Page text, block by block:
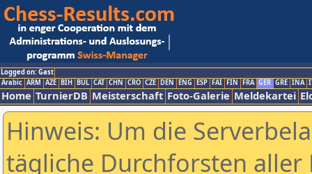
Logged on: Gast
Arabic ARM AZE BIH BUL CAT CHN CRO CZE DEN ENG ESP FAI FIN FRA GER GRE INA
Home TurnierDB Meisterschaft Foto-Galerie Meldekartei
Hinweis: Um die
tägliche Durchforsten aller